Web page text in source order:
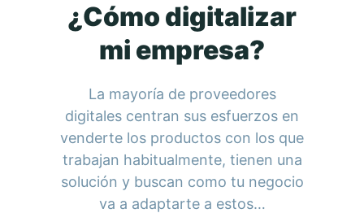
¿Cómo digitalizar
mi empresa?
La mayoría de proveedores
digitales centran sus esfuerzos en
venderte los productos con los que
trabajan habitualmente, tienen una
solución y buscan como tu negocio
va a adaptarte a estos…